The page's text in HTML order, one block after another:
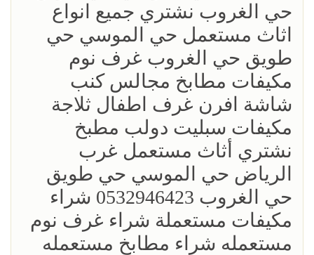
حي الغروب نشتري جميع انواع
اثاث مستعمل حي الموسي حي
طويق حي الغروب غرف نوم
مكيفات مطابخ مجالس كنب
شاشة افرن غرف اطفال ثلاجة
مكيفات سبليت دولب مطبخ
نشتري أثاث مستعمل غرب
الرياض حي الموسي حي طويق
حي الغروب 0532946423 شراء
مكيفات مستعملة شراء غرف نوم
مستعمله شراء مطابخ مستعمله